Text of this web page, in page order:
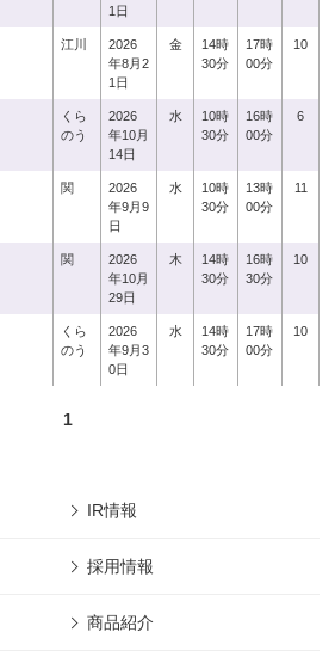
1日
江川
2026
年8月2
1日
金
14時
30分
17時
00分
10
くら
のう
2026
年10月
14日
水
10時
30分
16時
00分
6
関
2026
年9月9
日
水
10時
30分
13時
00分
11
関
2026
年10月
29日
木
14時
30分
16時
30分
10
くら
のう
2026
年9月3
0日
水
14時
30分
17時
00分
10
1
IR情報
採用情報
商品紹介